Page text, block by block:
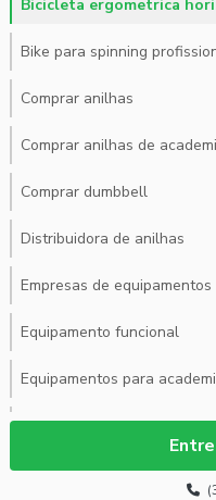
Bicicleta ergometrica
Bike para spinning
Comprar anilhas
Comprar anilhas de
Comprar dumbbell
Distribuidora de anilhas
Empresas de
Equipamento funcional
Equipamentos para
Equipamentos para
Equipamentos para